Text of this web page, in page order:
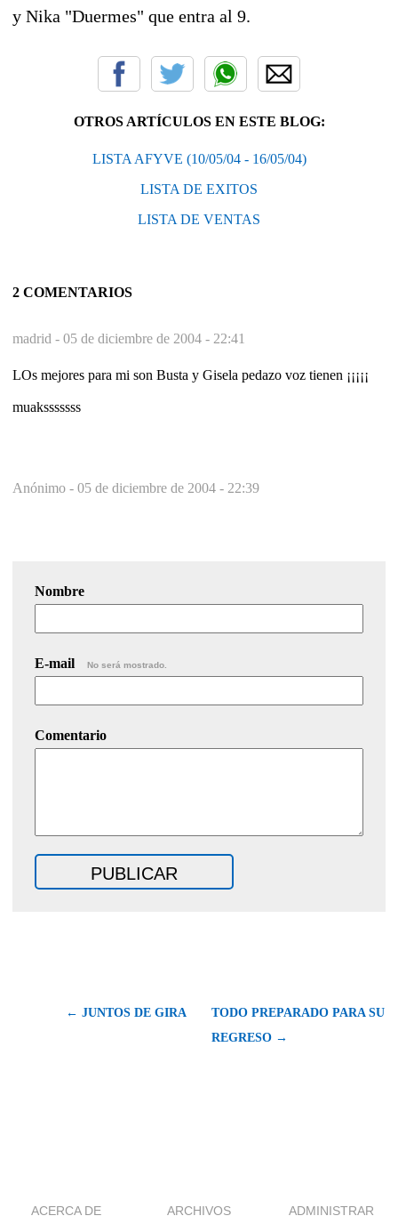
y Nika "Duermes" que entra al 9.
OTROS ARTÍCULOS EN ESTE BLOG:
LISTA AFYVE (10/05/04 - 16/05/04)
LISTA DE EXITOS
LISTA DE VENTAS
2 COMENTARIOS
madrid - 05 de diciembre de 2004 - 22:41
LOs mejores para mi son Busta y Gisela pedazo voz tienen ¡¡¡¡¡
muaksssssss
Anónimo - 05 de diciembre de 2004 - 22:39
Nombre
E-mail No será mostrado.
Comentario
← JUNTOS DE GIRA
TODO PREPARADO PARA SU
REGRESO →
ACERCA DE ARCHIVOS ADMINISTRAR